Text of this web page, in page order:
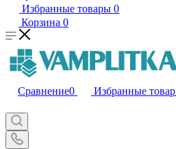
Избранные товары 0
Корзина 0
Сравнение0 Избранные